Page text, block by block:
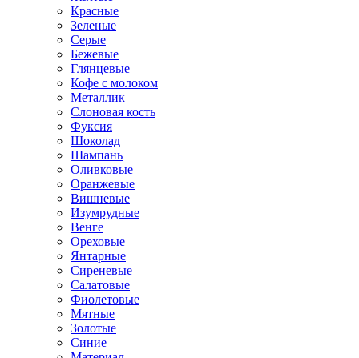
Красные
Зеленые
Серые
Бежевые
Глянцевые
Кофе с молоком
Металлик
Слоновая кость
Фуксия
Шоколад
Шампань
Оливковые
Оранжевые
Вишневые
Изумрудные
Венге
Ореховые
Янтарные
Сиреневые
Салатовые
Фиолетовые
Мятные
Золотые
Синие